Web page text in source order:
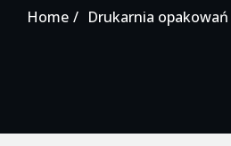
Home Drukarnia